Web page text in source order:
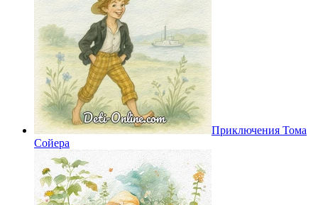
Приключения Тома
Сойера